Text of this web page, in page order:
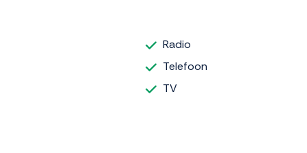
Radio
Telefoon
TV